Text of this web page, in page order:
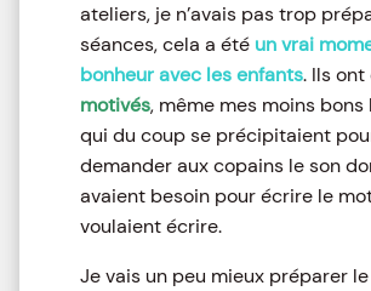
ateliers, je n’avais pas trop
séances, cela a été un vrai
bonheur avec les enfants. Ils ont
motivés, même mes moins bons
qui du coup se précipitaient
demander aux copains le son
avaient besoin pour écrire le
voulaient écrire.
Je vais un peu mieux préparer